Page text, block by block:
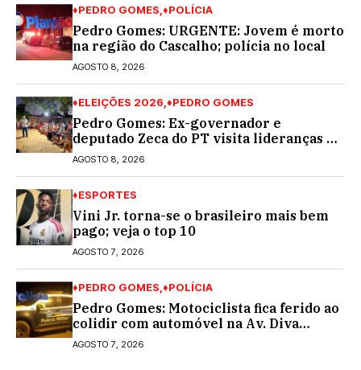
♦PEDRO GOMES ♦POLÍCIA
Pedro Gomes: URGENTE: Jovem é morto
na região do Cascalho; polícia no local
AGOSTO 8, 2026
♦ELEIÇÕES 2026 ♦PEDRO GOMES
Pedro Gomes: Ex-governador e
deputado Zeca do PT visita lideranças do
partido na cidade; buscará a reeleição
AGOSTO 8, 2026
♦ESPORTES
Vini Jr. torna-se o brasileiro mais bem
pago; veja o top 10
AGOSTO 7, 2026
♦PEDRO GOMES ♦POLÍCIA
Pedro Gomes: Motociclista fica ferido ao
colidir com automóvel na Av. Diva
Araújo; ele não tinha CNH
AGOSTO 7, 2026